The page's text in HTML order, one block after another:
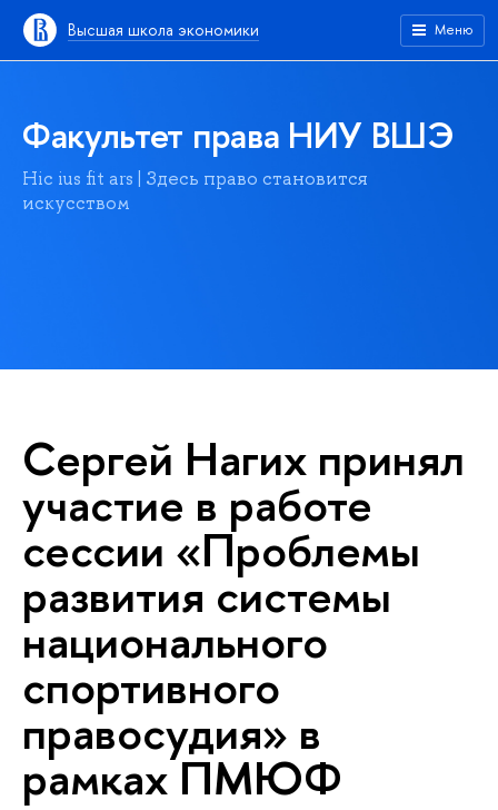
Высшая школа экономики Меню
Факультет права НИУ ВШЭ
Hic ius fit ars | Здесь право становится
искусством
Сергей Нагих принял
участие в работе
сессии «Проблемы
развития системы
национального
спортивного
правосудия» в
рамках ПМЮФ